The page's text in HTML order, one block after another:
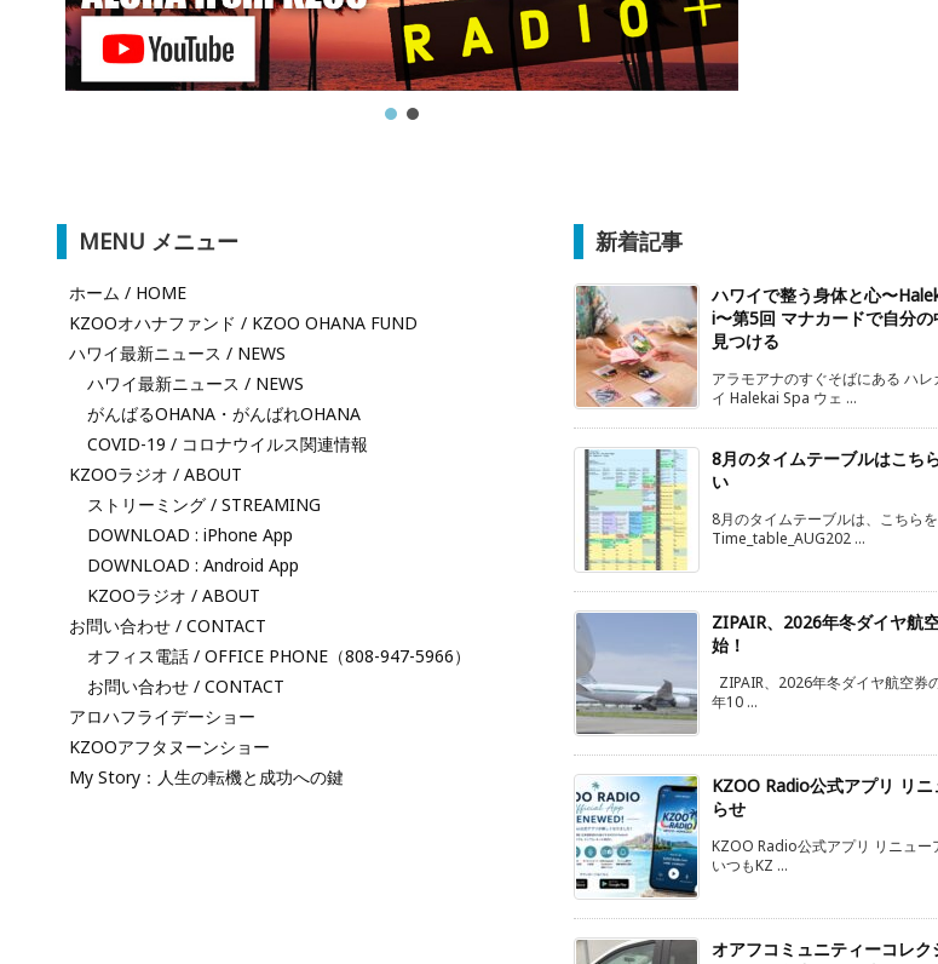
MENU メニュー
ホーム / HOME
KZOOオハナファンド / KZOO OHANA FUND
ハワイ最新ニュース / NEWS
ハワイ最新ニュース / NEWS
がんばるOHANA・がんばれOHANA
COVID-19 / コロナウイルス関連情報
KZOOラジオ / ABOUT
ストリーミング / STREAMING
DOWNLOAD : iPhone App
DOWNLOAD : Android App
KZOOラジオ / ABOUT
お問い合わせ / CONTACT
オフィス電話 / OFFICE PHONE（808-947-5966）
お問い合わせ / CONTACT
アロハフライデーショー
KZOOアフタヌーンショー
My Story：人生の転機と成功への鍵
新着記事
ハワイで整う身体と心〜
i〜第5回 マナカードで自分
見つける
アラモアナのすぐそばにある ハ
イ Halekai Spa ウェ ...
8月のタイムテーブルはこち
い
8月のタイムテーブルは、こちら
Time_table_AUG202 ...
ZIPAIR、2026年冬ダイヤ航
始！
ZIPAIR、2026年冬ダイヤ航空券
年10 ...
KZOO Radio公式アプリ リ
らせ
KZOO Radio公式アプリ リニュー
いつもKZ ...
オアフコミュニティーコレク